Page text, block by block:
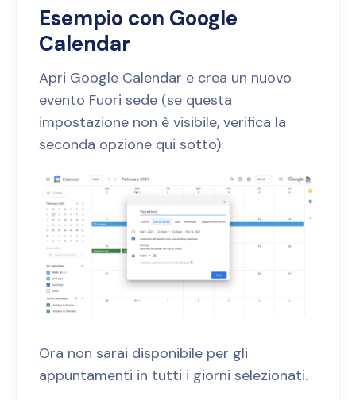
Esempio con Google
Calendar
Apri Google Calendar e crea un nuovo
evento Fuori sede (se questa
impostazione non è visibile, verifica la
seconda opzione qui sotto):
Ora non sarai disponibile per gli
appuntamenti in tutti i giorni selezionati.